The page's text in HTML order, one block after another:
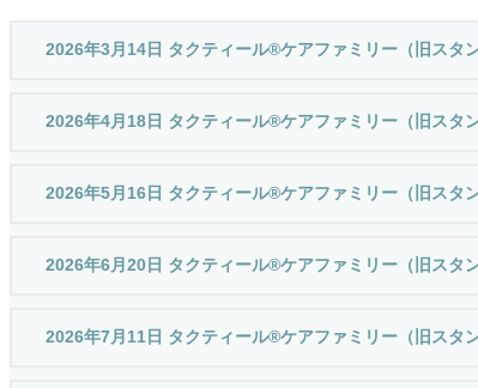
2026年3月14日 タクティール®ケアファミリー（旧ス
2026年4月18日 タクティール®ケアファミリー（旧ス
2026年5月16日 タクティール®ケアファミリー（旧ス
2026年6月20日 タクティール®ケアファミリー（旧ス
2026年7月11日 タクティール®ケアファミリー（旧ス